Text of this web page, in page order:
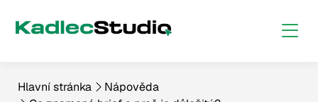
Hlavní stránka
Nápověda